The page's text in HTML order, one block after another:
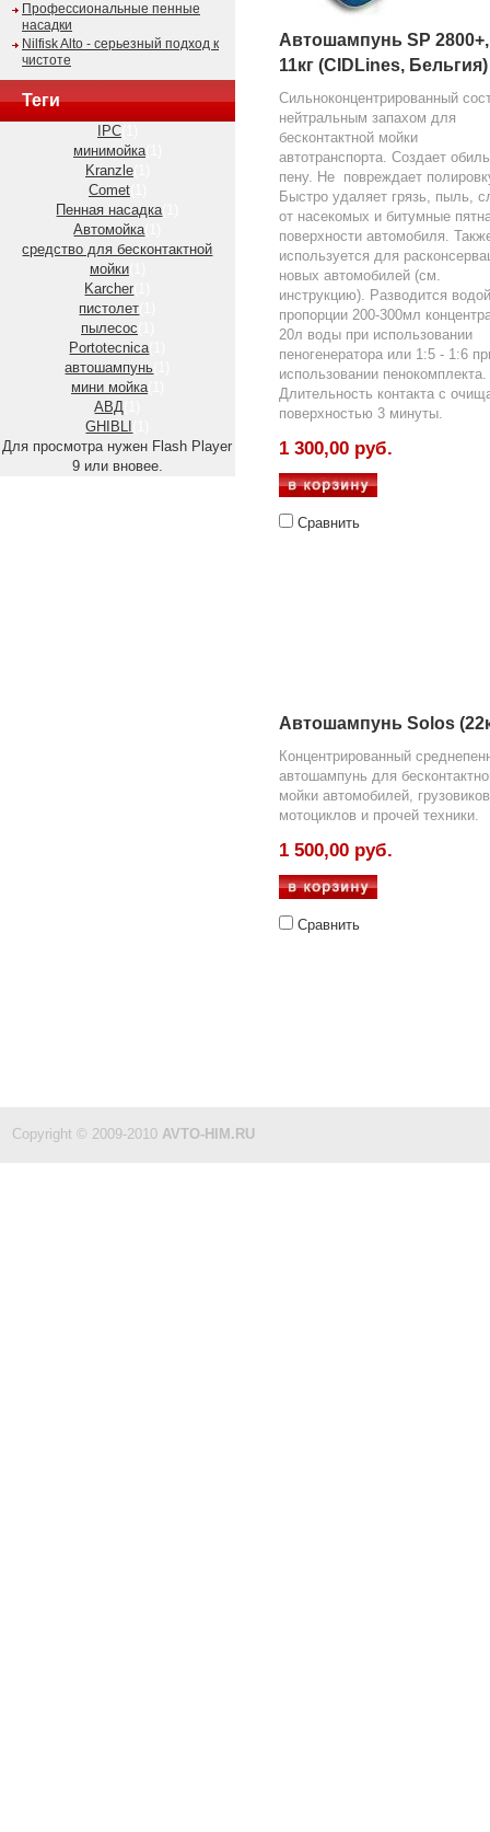
Профессиональные пенные
насадки
Nilfisk Alto - серьезный подход к
чистоте
Теги
IPC
минимойка(1)
Kranzle
Comet
Пенная насадка(1)
Автомойка(1)
средство для бесконтактной
мойки
Karcher
пистолет
пылесос
Portotecnica(1)
автошампунь
мини мойка(1)
АВД
GHIBLI
Для просмотра нужен Flash Player
9 или вновее.
Автошампунь SP 2800+,
11кг (CIDLines, Бельгия)
Сильноконцентрированный
нейтральным запахом для
бесконтактной мойки
автотранспорта. Создает
пену. Не повреждает
Быстро удаляет грязь, пыль,
от насекомых и битумные
поверхности автомобиля.
используется для
новых автомобилей (см.
инструкцию). Разводится
пропорции 200-300мл
20л воды при использовании
пеногенератора или 1:5 - 1:6
использовании пенокомплекта.
Длительность контакта с
поверхностью 3 минуты.
1 300,00 руб.
Сравнить
Автошампунь Solos
Концентрированный
автошампунь для
мойки автомобилей,
мотоциклов и прочей техники.
1 500,00 руб.
Сравнить
Copyright © 2009-2010 AVTO-HIM.RU